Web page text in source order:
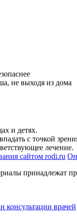
не выходя из дома
и детях.
с точкой
лечение.
сайтом rodi.ru
принадлежат
консультации врачей